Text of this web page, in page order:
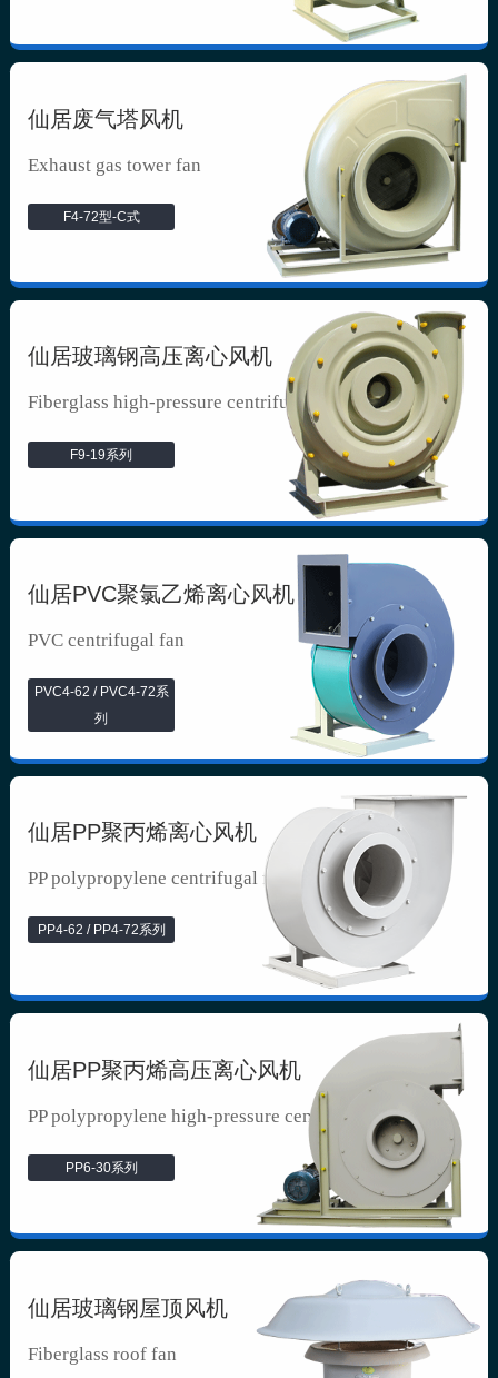
仙居废气塔风机
Exhaust gas tower fan
F4-72型-C式
仙居玻璃钢高压离心风机
Fiberglass high-pressure centrifuga...
F9-19系列
仙居PVC聚氯乙烯离心风机
PVC centrifugal fan
PVC4-62 / PVC4-72系
列
仙居PP聚丙烯离心风机
PP polypropylene centrifugal fan
PP4-62 / PP4-72系列
仙居PP聚丙烯高压离心风机
PP polypropylene high-pressure cen...
PP6-30系列
仙居玻璃钢屋顶风机
Fiberglass roof fan